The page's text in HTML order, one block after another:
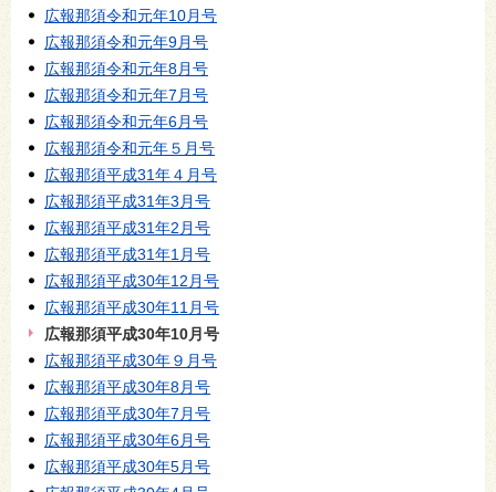
広報那須令和元年10月号
広報那須令和元年9月号
広報那須令和元年8月号
広報那須令和元年7月号
広報那須令和元年6月号
広報那須令和元年５月号
広報那須平成31年４月号
広報那須平成31年3月号
広報那須平成31年2月号
広報那須平成31年1月号
広報那須平成30年12月号
広報那須平成30年11月号
広報那須平成30年10月号
広報那須平成30年９月号
広報那須平成30年8月号
広報那須平成30年7月号
広報那須平成30年6月号
広報那須平成30年5月号